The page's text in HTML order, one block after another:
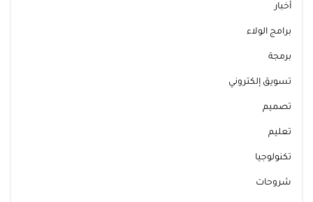
أخبار
برامج الولاء
برمجة
تسويق إلكتروني
تصميم
تعليم
تكنولوجيا
شروحات